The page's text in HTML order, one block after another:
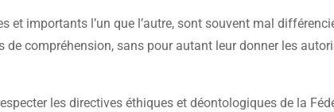
importants l’un que l’autre, sont souvent mal
compréhension, sans pour autant leur donner les
les directives éthiques et déontologiques de la